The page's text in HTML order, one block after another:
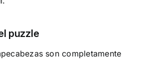
puzzle
son completamente